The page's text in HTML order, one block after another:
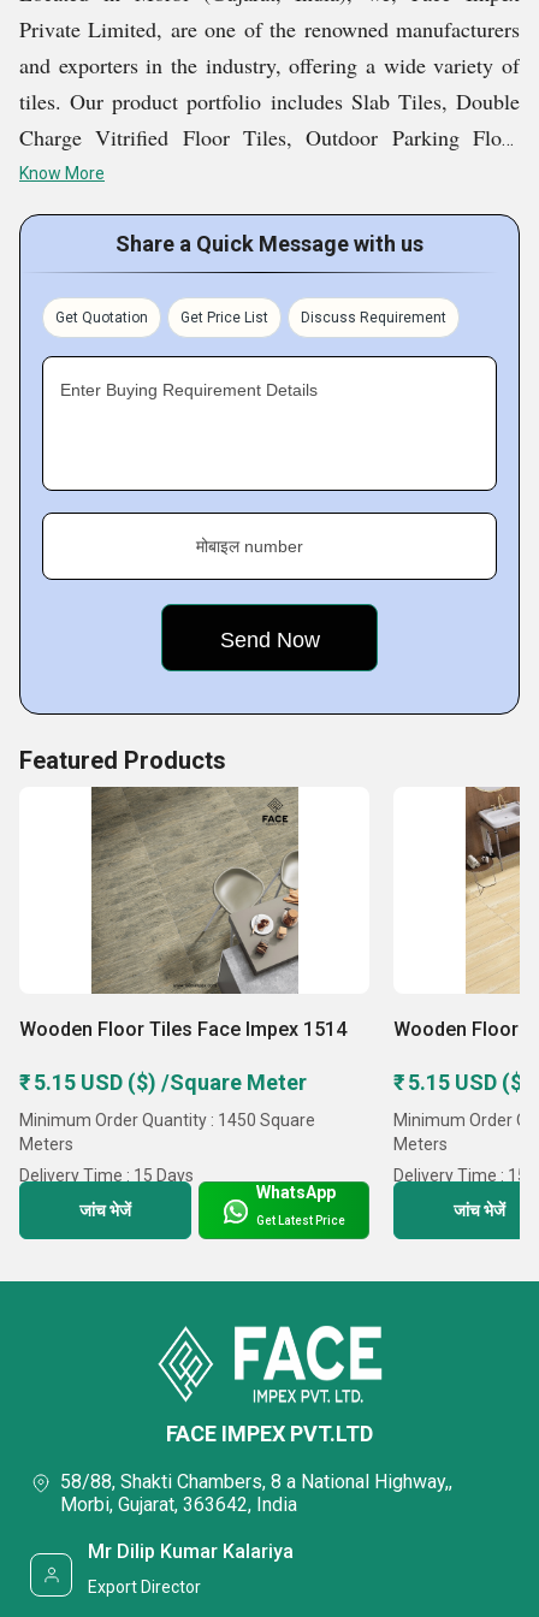
Private Limited, are one of the renowned manufacturers
and exporters in the industry, offering a wide variety of
tiles. Our product portfolio includes Slab Tiles, Double
Charge Vitrified Floor Tiles, Outdoor Parking Floor
Tiles, Ceramic Bathroom Wall Tiles, Glazed Porcelain
Floor Tiles, and other varieties. Designed as per the
latest trends, the products are highly attractive and
captivating in appeal. Moreover, their exceptional
longevity and affordable prices make them a favorite
choice of several customers around the globe.
Know More
Share a Quick Message with us
Get Quotation Get Price List Discuss Requirement
Enter Buying Requirement Details
मोबाइल number
Featured Products
Wooden Floor Tiles Face Impex 1514
₹ 5.15 USD ($) /Square Meter
Minimum Order Quantity : 1450 Square
Meters
Delivery Time : 15 Days
जांच भेजें
WhatsApp
Get Latest Price
Wooden Floor
₹ 5.15 USD
Minimum Order
Meters
Delivery Time : 15
जांच भेजें
FACE IMPEX PVT.LTD
58/88, Shakti Chambers, 8 a National Highway,,
Morbi, Gujarat, 363642, India
Mr Dilip Kumar Kalariya
Export Director